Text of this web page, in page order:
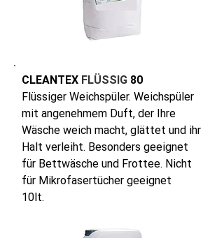
CLEANTEX FLÜSSIG 80
Flüssiger Weichspüler. Weichspüler
mit angenehmem Duft, der Ihre
Wäsche weich macht, glättet und ihr
Halt verleiht. Besonders geeignet
für Bettwäsche und Frottee. Nicht
für Mikrofasertücher geeignet
10lt.